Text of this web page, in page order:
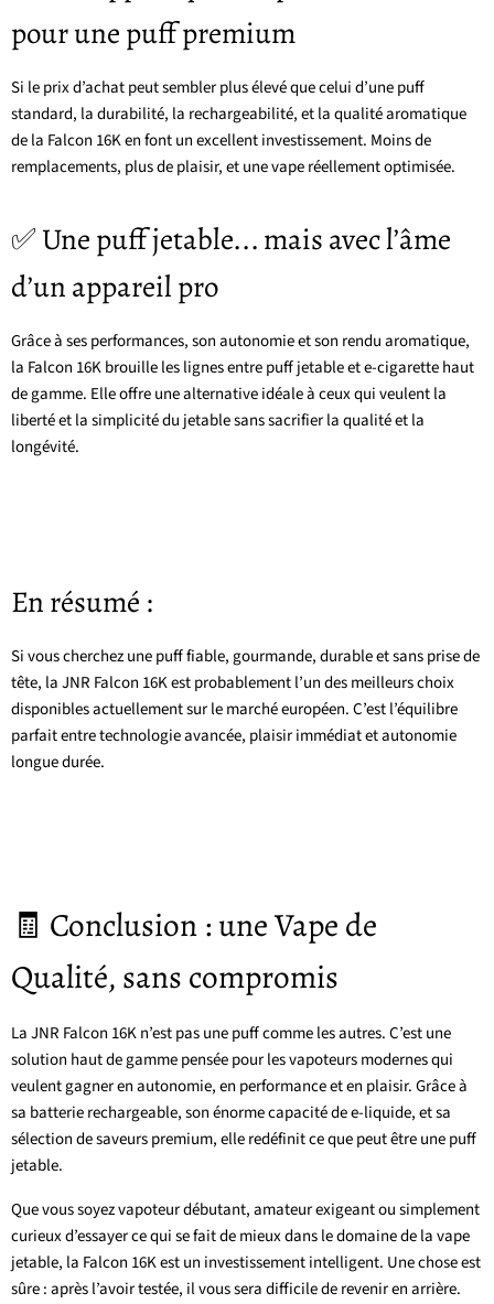
pour une puff premium
Si le prix d’achat peut sembler plus élevé que celui d’une puff
standard, la durabilité, la rechargeabilité, et la qualité aromatique
de la Falcon 16K en font un excellent investissement. Moins de
remplacements, plus de plaisir, et une vape réellement optimisée.
✅ Une puff jetable... mais avec l’âme
d’un appareil pro
Grâce à ses performances, son autonomie et son rendu aromatique,
la Falcon 16K brouille les lignes entre puff jetable et e-cigarette haut
de gamme. Elle offre une alternative idéale à ceux qui veulent la
liberté et la simplicité du jetable sans sacrifier la qualité et la
longévité.
En résumé :
Si vous cherchez une puff fiable, gourmande, durable et sans prise de
tête, la JNR Falcon 16K est probablement l’un des meilleurs choix
disponibles actuellement sur le marché européen. C’est l’équilibre
parfait entre technologie avancée, plaisir immédiat et autonomie
longue durée.
🧾 Conclusion : une Vape de
Qualité, sans compromis
La JNR Falcon 16K n’est pas une puff comme les autres. C’est une
solution haut de gamme pensée pour les vapoteurs modernes qui
veulent gagner en autonomie, en performance et en plaisir. Grâce à
sa batterie rechargeable, son énorme capacité de e-liquide, et sa
sélection de saveurs premium, elle redéfinit ce que peut être une puff
jetable.
Que vous soyez vapoteur débutant, amateur exigeant ou simplement
curieux d’essayer ce qui se fait de mieux dans le domaine de la vape
jetable, la Falcon 16K est un investissement intelligent. Une chose est
sûre : après l’avoir testée, il vous sera difficile de revenir en arrière.